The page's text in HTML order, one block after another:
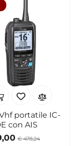
portatile IC-
con AIS
€ 478,24